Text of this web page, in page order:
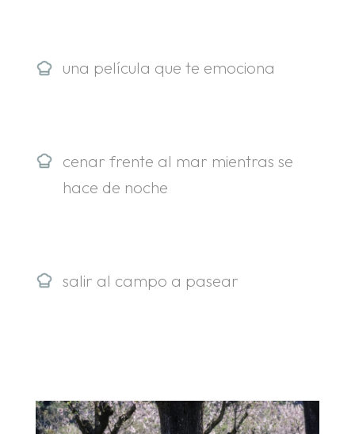
una película que te emociona
cenar frente al mar mientras se
hace de noche
salir al campo a pasear